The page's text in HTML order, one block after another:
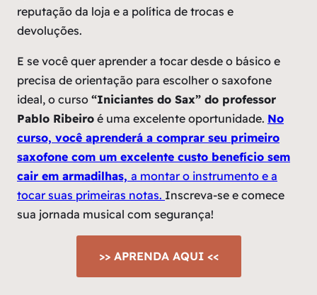
reputação da loja e a política de trocas e
devoluções.
E se você quer aprender a tocar desde o básico e
precisa de orientação para escolher o saxofone
ideal, o curso “Iniciantes do Sax” do professor
Pablo Ribeiro é uma excelente oportunidade. No
curso, você aprenderá a comprar seu primeiro
saxofone com um excelente custo benefício sem
cair em armadilhas, a montar o instrumento e a
tocar suas primeiras notas. Inscreva-se e comece
sua jornada musical com segurança!
>> APRENDA AQUI <<